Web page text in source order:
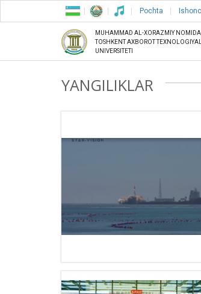
Pochta
MUHAMMAD AL-XORAZMIY
TOSHKENT AXBOROT
UNIVERSITETI
YANGILIKLAR